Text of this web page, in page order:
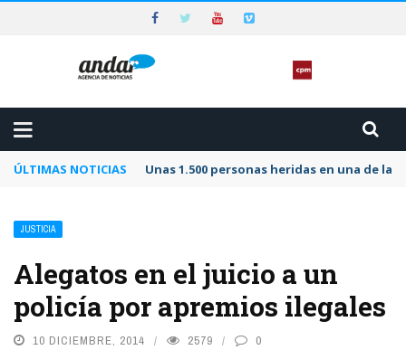
ÚLTIMAS NOTICIAS Unas 1.500 personas heridas en una de
JUSTICIA
Alegatos en el juicio a un
policía por apremios ilegales
10 DICIEMBRE, 2014 2579 0